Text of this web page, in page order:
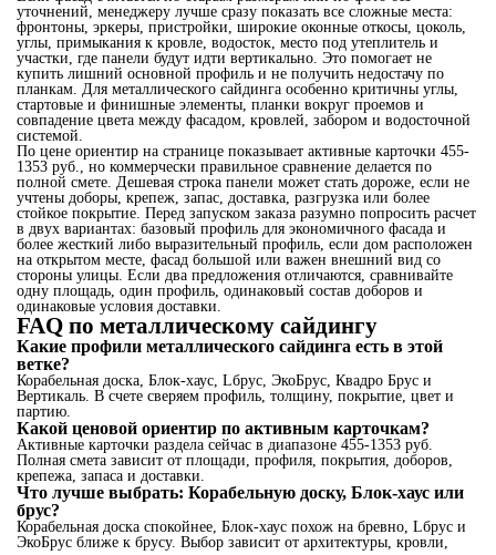
уточнений, менеджеру лучше сразу показать все сложные места:
фронтоны, эркеры, пристройки, широкие оконные откосы, цоколь,
углы, примыкания к кровле, водосток, место под утеплитель и
участки, где панели будут идти вертикально. Это помогает не
купить лишний основной профиль и не получить недостачу по
планкам. Для металлического сайдинга особенно критичны углы,
стартовые и финишные элементы, планки вокруг проемов и
совпадение цвета между фасадом, кровлей, забором и водосточной
системой.
По цене ориентир на странице показывает активные карточки 455-
1353 руб., но коммерчески правильное сравнение делается по
полной смете. Дешевая строка панели может стать дороже, если не
учтены доборы, крепеж, запас, доставка, разгрузка или более
стойкое покрытие. Перед запуском заказа разумно попросить расчет
в двух вариантах: базовый профиль для экономичного фасада и
более жесткий либо выразительный профиль, если дом расположен
на открытом месте, фасад большой или важен внешний вид со
стороны улицы. Если два предложения отличаются, сравнивайте
одну площадь, один профиль, одинаковый состав доборов и
одинаковые условия доставки.
FAQ по металлическому сайдингу
Какие профили металлического сайдинга есть в этой
ветке?
Корабельная доска, Блок-хаус, Lбрус, ЭкоБрус, Квадро Брус и
Вертикаль. В счете сверяем профиль, толщину, покрытие, цвет и
партию.
Какой ценовой ориентир по активным карточкам?
Активные карточки раздела сейчас в диапазоне 455-1353 руб.
Полная смета зависит от площади, профиля, покрытия, доборов,
крепежа, запаса и доставки.
Что лучше выбрать: Корабельную доску, Блок-хаус или
брус?
Корабельная доска спокойнее, Блок-хаус похож на бревно, Lбрус и
ЭкоБрус ближе к брусу. Выбор зависит от архитектуры, кровли,